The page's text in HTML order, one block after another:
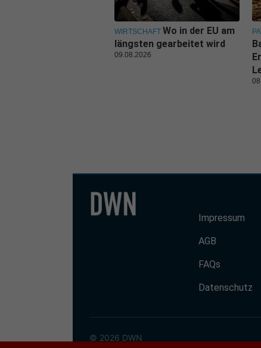
WIRTSCHAFT Wo in der EU am
längsten gearbeitet wird
09.08.2026
Impressum
AGB
FAQs
Datenschutz
© 2026 DWN